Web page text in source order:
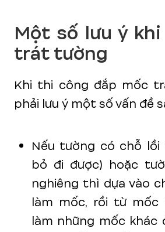
Một số lưu ý
trát tường
Khi thi công đắp mốc
phải lưu ý một số vấn đề
Nếu tường có chỗ lồi
bỏ đi được) hoặc
nghiêng thì dựa vào
làm mốc, rồi từ mốc
làm những mốc khác